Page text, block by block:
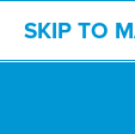
SKIP TO